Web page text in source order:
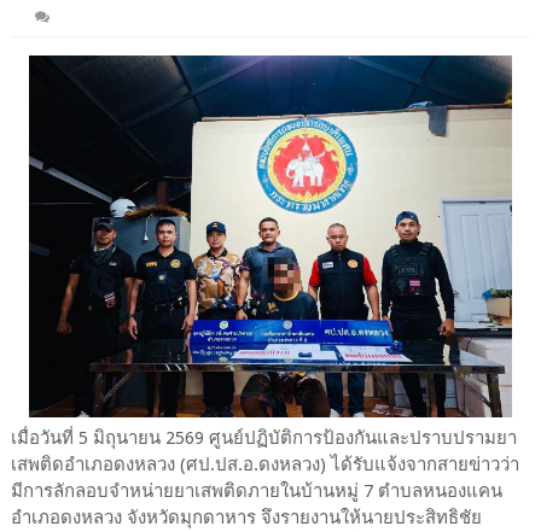
เมื่อวันที่ 5 มิถุนายน 2569 ศูนย์ปฏิบัติการป้องกันและปราบปรามยา
เสพติดอำเภอดงหลวง (ศป.ปส.อ.ดงหลวง) ได้รับแจ้งจากสายข่าวว่า
มีการลักลอบจำหน่ายยาเสพติดภายในบ้านหมู่ 7 ตำบลหนองแคน
อำเภอดงหลวง จังหวัดมุกดาหาร จึงรายงานให้นายประสิทธิชัย